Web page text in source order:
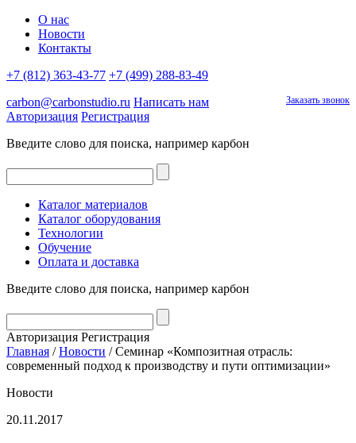
О нас
Новости
Контакты
+7 (812) 363-43-77 +7 (499) 288-83-49
Заказать звонок
carbon@carbonstudio.ru Написать нам
Авторизация Регистрация
Введите слово для поиска, например карбон
Каталог материалов
Каталог оборудования
Технологии
Обучение
Оплата и доставка
Введите слово для поиска, например карбон
Авторизация Регистрация
Главная / Новости /Семинар «Композитная отрасль:
современный подход к производству и пути оптимизации»
Новости
20.11.2017